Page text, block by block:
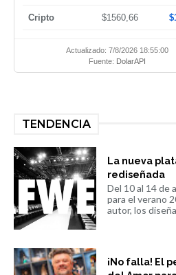
Cripto $1560,66
Actualizado: 7/8/2026 18:55:00
Fuente: DolarAPI
TENDENCIA
La nueva
rediseñada
Del 10 al 14 de
para el verano
autor, los
¡No falla! El